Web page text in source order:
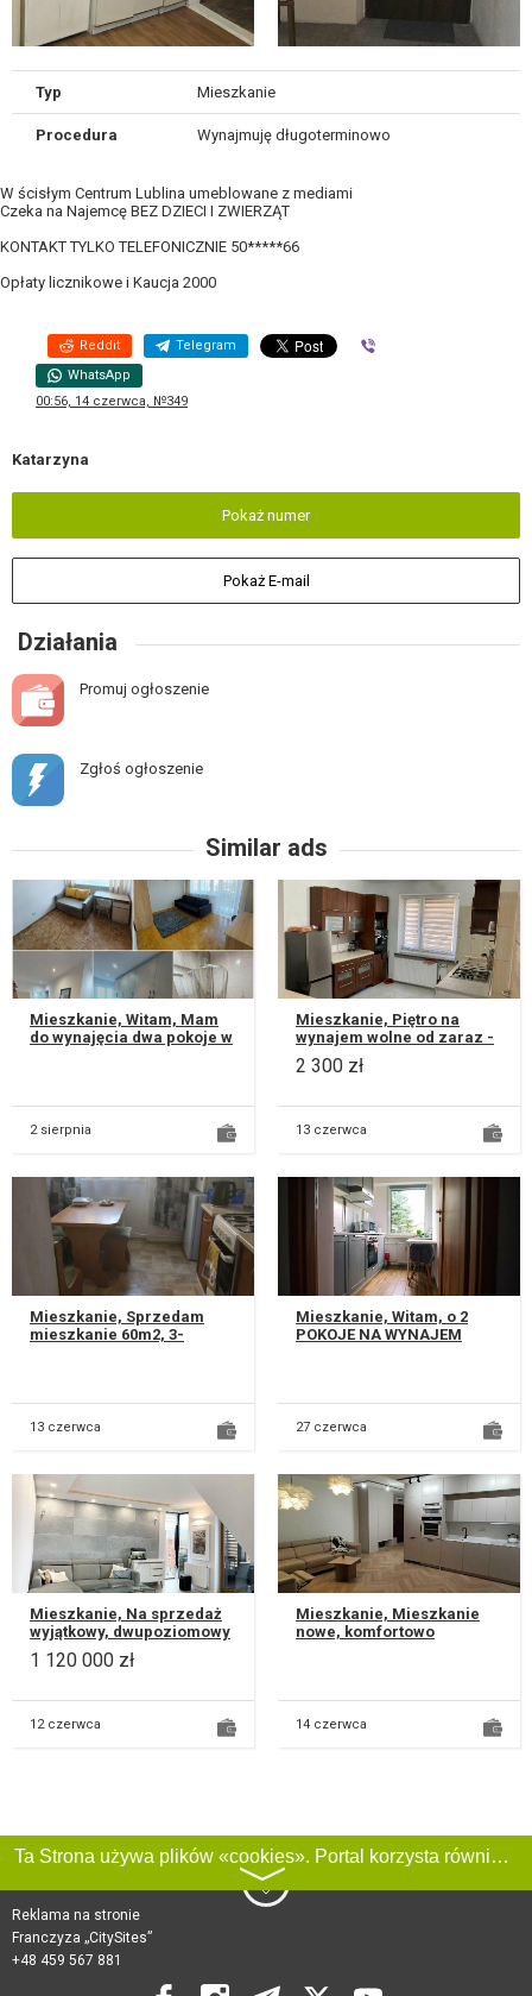
Typ Mieszkanie
Procedura Wynajmuję długoterminowo
W ścisłym Centrum Lublina umeblowane z mediami
Czeka na Najemcę BEZ DZIECI I ZWIERZĄT
KONTAKT TYLKO TELEFONICZNIE 50*****66
Opłaty licznikowe i Kaucja 2000
Reddit Telegram
WhatsApp
00:56, 14 czerwca, №349
Katarzyna
Pokaż numer
Pokaż E-mail
Działania
Promuj ogłoszenie
Zgłoś ogłoszenie
Similar ads
Mieszkanie, Witam, Mam
do wynajęcia dwa pokoje w
2 sierpnia
Mieszkanie, Piętro na
wynajem wolne od zaraz -
świeżo po remoncie - 48m2
- piętro domu jednorodzi...
2 300 zł
13 czerwca
Mieszkanie, Sprzedam
mieszkanie 60m2, 3-
13 czerwca
Mieszkanie, Witam, o 2
POKOJE NA WYNAJEM
27 czerwca
Mieszkanie, Na sprzedaż
wyjątkowy, dwupoziomowy
apartament położony na
zielonym i spokojnym
1 120 000 zł
12 czerwca
Mieszkanie, Mieszkanie
nowe, komfortowo
14 czerwca
Ta Strona używa plików «cookies». Portal korzysta również z serwisu internetowego do zbierania danych technicznych o odwiedzających w celu uzyskania informacji marketingowych i statystycznych. Warunki przetwarzania danych odwiedzających Stronę, patrz:
〉
Reklama na stronie
Franczyza „CitySites”
+48 459 567 881